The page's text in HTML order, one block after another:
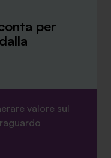
per
valore sul